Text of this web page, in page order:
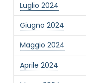
Luglio 2024
Giugno 2024
Maggio 2024
Aprile 2024
Informativa
Ho preso
Privacy Policy